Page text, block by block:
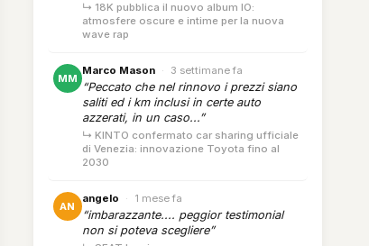
↳ 18K pubblica il nuovo album IO:
atmosfere oscure e intime per la nuova
wave rap
MM
Marco Mason · 3 settimane fa
“Peccato che nel rinnovo i prezzi siano
saliti ed i km inclusi in certe auto
azzerati, in un caso...”
↳ KINTO confermato car sharing ufficiale
di Venezia: innovazione Toyota fino al
2030
AN
angelo · 1 mese fa
“imbarazzante.... peggior testimonial
non si poteva scegliere”